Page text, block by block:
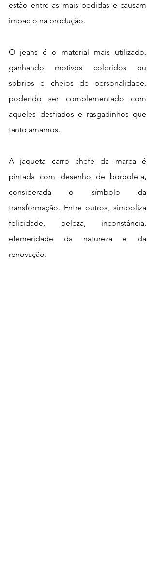
estão entre as mais pedidas e causam
impacto na produção.
O jeans é o material mais utilizado,
ganhando motivos coloridos ou
sóbrios e cheios de personalidade,
podendo ser complementado com
aqueles desfiados e rasgadinhos que
tanto amamos.
A jaqueta carro chefe da marca é
pintada com desenho de borboleta
considerada o símbolo da
transformação. Entre outros, simboliza
felicidade, beleza, inconstância,
efemeridade da natureza e da
renovação.